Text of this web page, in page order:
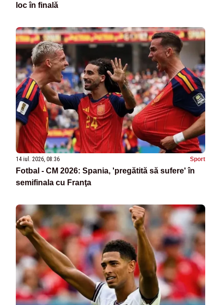
loc în finală
14 iul. 2026, 08:36 Sport
Fotbal - CM 2026: Spania, 'pregătită să sufere' în
semifinala cu Franţa